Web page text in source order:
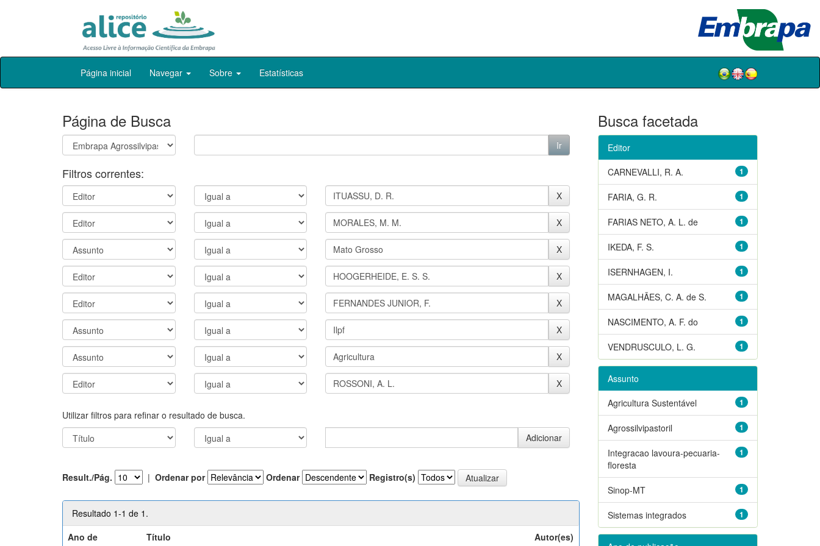
Skip
Página inicial Navegar Sobre Estatísticas
Página de Busca
Filtros correntes:
Utilizar filtros para refinar o resultado de busca.
Result./Pág. | Ordenar por Ordenar Registro(s)
Resultado 1-1 de 1.
Ano de
Título Autor(es)
Busca facetada
Editor
1
CARNEVALLI, R. A.
1
FARIA, G. R.
1
FARIAS NETO, A. L. de
1
IKEDA, F. S.
1
ISERNHAGEN, I.
1
MAGALHÃES, C. A. de S.
1
NASCIMENTO, A. F. do
1
VENDRUSCULO, L. G.
Assunto
1
Agricultura Sustentável
1
Agrossilvipastoril
1
Integracao lavoura-pecuaria-
floresta
1
Sinop-MT
1
Sistemas integrados